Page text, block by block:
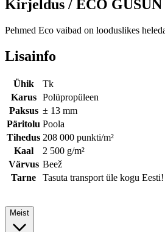
Kirjeldus / ECO
Pehmed Eco vaibad on looduslikes
Lisainfo
Ühik
Tk
Karus
Polüpropüleen
Paksus ± 13 mm
Päritolu Poola
Tihedus 208 000 punkti/m²
Kaal
2 500 g/m²
Värvus Beež
Tarne
Tasuta transport üle kogu
Meist